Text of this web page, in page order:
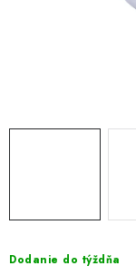
Kúrenie a
Vetranie a
Dodanie do týždňa